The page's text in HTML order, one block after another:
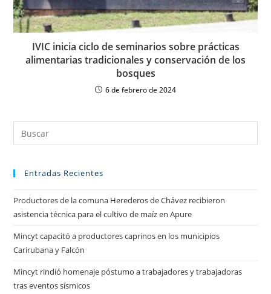
IVIC inicia ciclo de seminarios sobre prácticas
alimentarias tradicionales y conservación de los
bosques
6 de febrero de 2024
Entradas Recientes
Productores de la comuna Herederos de Chávez recibieron
asistencia técnica para el cultivo de maíz en Apure
Mincyt capacitó a productores caprinos en los municipios
Carirubana y Falcón
Mincyt rindió homenaje póstumo a trabajadores y trabajadoras
tras eventos sísmicos